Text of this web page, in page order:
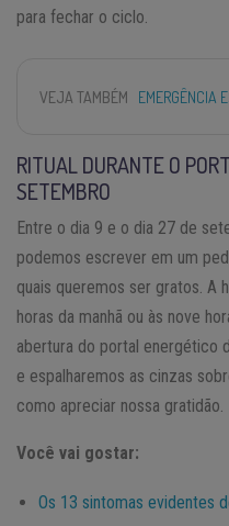
para fechar o ciclo.
VEJA TAMBÉM EMERGÊNCIA
RITUAL DURANTE O
SETEMBRO
Entre o dia 9 e o dia 27 de
podemos escrever em um
quais queremos ser gratos. A
horas da manhã ou às nove
abertura do portal energético
e espalharemos as cinzas
como apreciar nossa gratidão.
Você vai gostar:
Os 13 sintomas evidentes